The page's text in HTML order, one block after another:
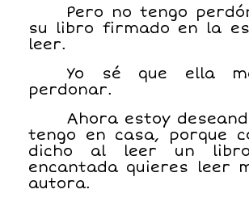
Pero no tengo
su libro firmado en la
leer.
Yo sé que ella
perdonar.
Ahora estoy
tengo en casa, porque
dicho al leer un
encantada quieres leer
autora.